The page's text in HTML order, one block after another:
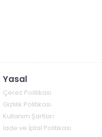
Yasal
Çerez Politikası
Gizlilik Politikası
Kullanım Şartları
İade ve İptal Politikası